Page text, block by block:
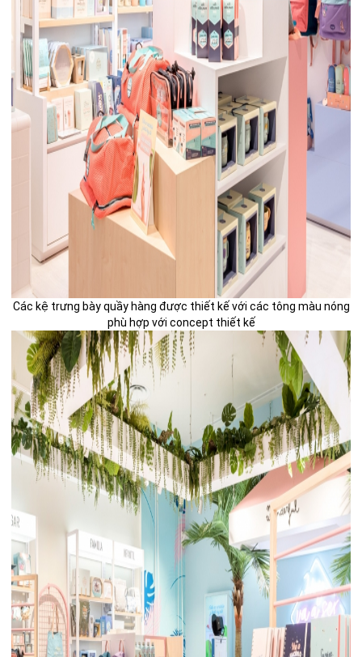
Các kệ trưng bày quầy hàng được thiết kế với các tông màu nóng
phù hợp với concept thiết kế